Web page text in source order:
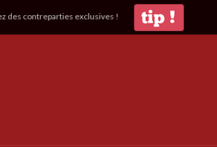
des contreparties exclusives !